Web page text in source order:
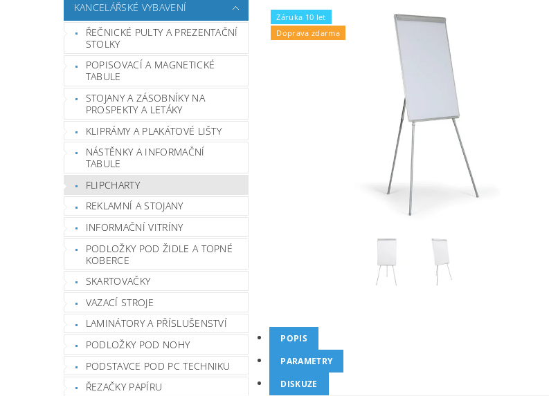
KANCELÁŘSKÉ VYBAVENÍ
ŘEČNICKÉ PULTY A PREZENTAČNÍ
STOLKY
POPISOVACÍ A MAGNETICKÉ
TABULE
STOJANY A ZÁSOBNÍKY NA
PROSPEKTY A LETÁKY
KLIPRÁMY A PLAKÁTOVÉ LIŠTY
NÁSTĚNKY A INFORMAČNÍ
TABULE
FLIPCHARTY
REKLAMNÍ A STOJANY
INFORMAČNÍ VITRÍNY
PODLOŽKY POD ŽIDLE A TOPNÉ
KOBERCE
SKARTOVAČKY
VAZACÍ STROJE
LAMINÁTORY A PŘÍSLUŠENSTVÍ
PODLOŽKY POD NOHY
PODSTAVCE POD PC TECHNIKU
ŘEZAČKY PAPÍRU
Záruka 10 let
Doprava zdarma
POPIS
PARAMETRY
DISKUZE